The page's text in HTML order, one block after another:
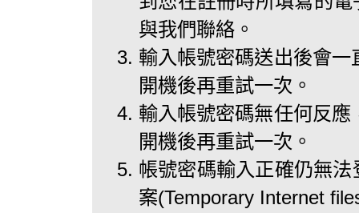
與我們聯絡。
輸入帳號密碼送出後會
開機後再重試一次。
輸入帳號密碼無任何反
開機後再重試一次。
帳號密碼輸入正確仍無
案(Temporary Internet